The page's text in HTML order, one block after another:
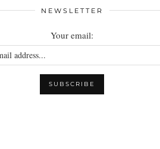
NEWSLETTER
Your email: